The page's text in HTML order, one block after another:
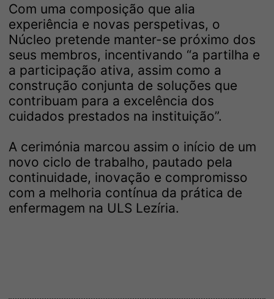
Com uma composição que alia
experiência e novas perspetivas, o
Núcleo pretende manter-se próximo dos
seus membros, incentivando “a partilha e
a participação ativa, assim como a
construção conjunta de soluções que
contribuam para a excelência dos
cuidados prestados na instituição”.
A cerimónia marcou assim o início de um
novo ciclo de trabalho, pautado pela
continuidade, inovação e compromisso
com a melhoria contínua da prática de
enfermagem na ULS Lezíria.